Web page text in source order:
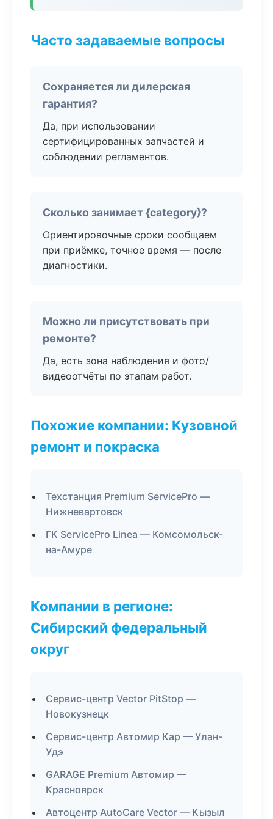
Часто задаваемые вопросы
Сохраняется ли дилерская
гарантия?
Да, при использовании
сертифицированных запчастей и
соблюдении регламентов.
Сколько занимает {category}?
Ориентировочные сроки сообщаем
при приёмке, точное время — после
диагностики.
Можно ли присутствовать при
ремонте?
Да, есть зона наблюдения и фото/
видеоотчёты по этапам работ.
Похожие компании: Кузовной
ремонт и покраска
Техстанция Premium ServicePro —
Нижневартовск
ГК ServicePro Linea — Комсомольск-
на-Амуре
Компании в регионе:
Сибирский федеральный
округ
Сервис-центр Vector PitStop —
Новокузнецк
Сервис-центр Автомир Кар — Улан-
Удэ
GARAGE Premium Автомир —
Красноярск
Автоцентр AutoCare Vector — Кызыл